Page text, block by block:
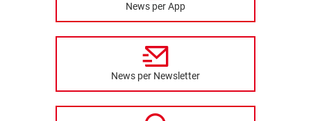
News per App
News per Newsletter